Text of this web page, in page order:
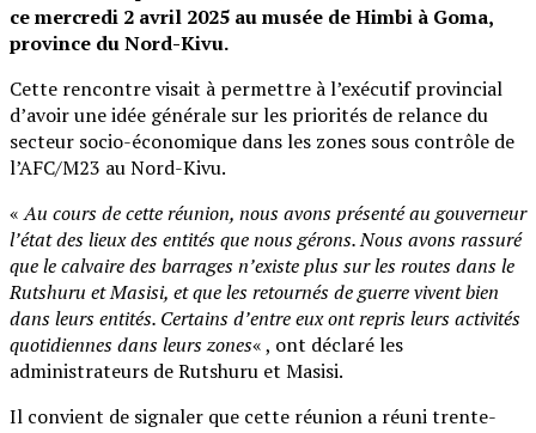
ce mercredi 2 avril 2025 au musée de Himbi à Goma,
province du Nord-Kivu.
Cette rencontre visait à permettre à l’exécutif provincial
d’avoir une idée générale sur les priorités de relance du
secteur socio-économique dans les zones sous contrôle de
l’AFC/M23 au Nord-Kivu.
«Au cours de cette réunion, nous avons présenté au gouverneur
l’état des lieux des entités que nous gérons. Nous avons rassuré
que le calvaire des barrages n’existe plus sur les routes dans le
Rutshuru et Masisi, et que les retournés de guerre vivent bien
dans leurs entités. Certains d’entre eux ont repris leurs activités
quotidiennes dans leurs zones« , ont déclaré les
administrateurs de Rutshuru et Masisi.
Il convient de signaler que cette réunion a réuni trente-